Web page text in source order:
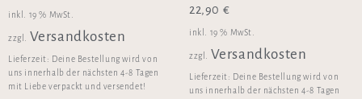
inkl. 19 % MwSt.
zzgl. Versandkosten
Lieferzeit: Deine Bestellung wird von
uns innerhalb der nächsten 4-8 Tagen
mit Liebe verpackt und versendet!
22,90 €
inkl. 19 % MwSt.
zzgl. Versandkosten
Lieferzeit: Deine Bestellung wird von
uns innerhalb der nächsten 4-8 Tagen